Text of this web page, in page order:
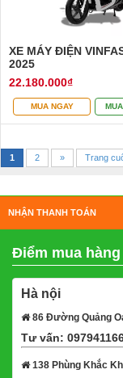
XE MÁY ĐIỆN
2025
22.180.000₫
MUA NGAY
1 2 » Trang
NHẬN THANH TOÁN
Điểm mua hàng
Hà nội
86 Đường Quảng
Tư vấn:
138 Phùng Khắc